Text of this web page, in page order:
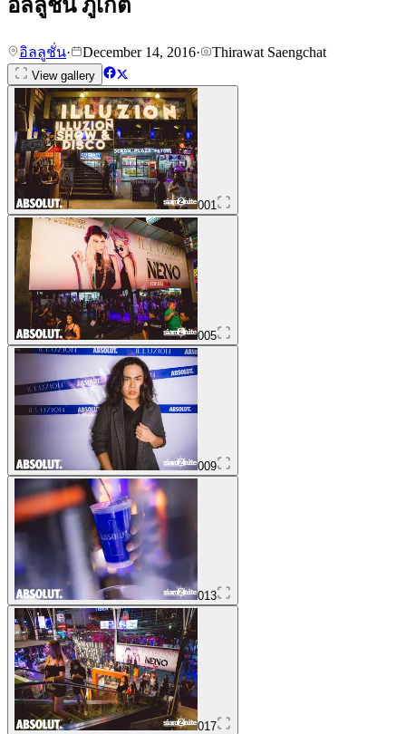
อิลลูชั่น ภูเก็ต
อิลลูชั่น· December 14, 2016· Thirawat Saengchat
View gallery
001
005
009
013
017